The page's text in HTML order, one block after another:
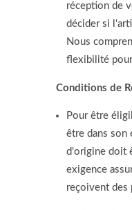
réception de
décider si
Nous
flexibilité
Conditions de
Pour être
être dans son
d'origine doit
exigence
reçoivent des